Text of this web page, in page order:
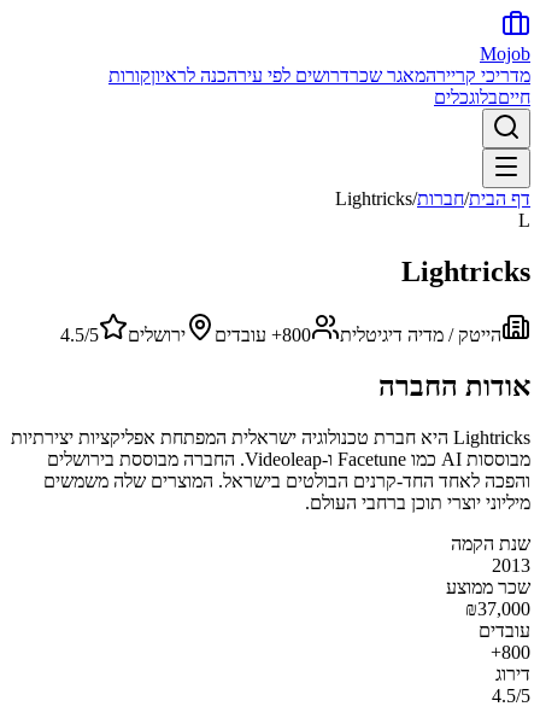
Mojob
מדריכי קריירהמאגר שכרדרושים לפי עירהכנה לראיוןקורות
חייםבלוגכלים
דף הבית/חברות/
Lightricks
L
Lightricks
הייטק / מדיה דיגיטלית 800+ עובדים ירושלים 4.5/5
אודות החברה
Lightricks היא חברת טכנולוגיה ישראלית המפתחת אפליקציות יצירתיות
מבוססות AI כמו Facetune ו-Videoleap. החברה מבוססת בירושלים
והפכה לאחד החד-קרנים הבולטים בישראל. המוצרים שלה משמשים
מיליוני יוצרי תוכן ברחבי העולם.
שנת הקמה
2013
שכר ממוצע
₪37,000
עובדים
800+
דירוג
4.5/5